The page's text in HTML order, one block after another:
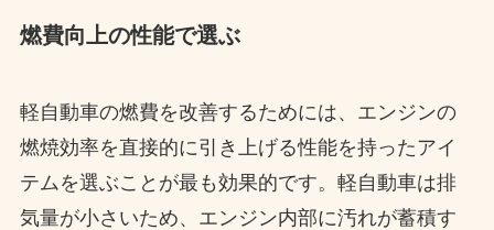
燃費向上の性能で選ぶ
軽自動車の燃費を改善するためには、エンジンの
燃焼効率を直接的に引き上げる性能を持ったアイ
テムを選ぶことが最も効果的です。軽自動車は排
気量が小さいため、エンジン内部に汚れが蓄積す